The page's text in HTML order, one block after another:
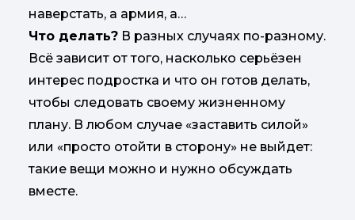
наверстать, а армия, а…
Что делать? В разных случаях по-разному.
Всё зависит от того, насколько серьёзен
интерес подростка и что он готов делать,
чтобы следовать своему жизненному
плану. В любом случае «заставить силой»
или «просто отойти в сторону» не выйдет:
такие вещи можно и нужно обсуждать
вместе.